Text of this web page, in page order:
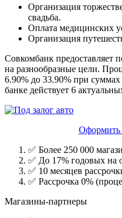
Организация
свадьба.
Оплата медицинских
Организация
Совкомбанк предоставляет
на разнообразные цели.
6.90% до 33.90% при
банке действует 6
Оформить
✅ Более 250 000
✅ До 17% годовых на
✅ 10 месяцев
✅ Рассрочка 0%
Магазины-партнеры